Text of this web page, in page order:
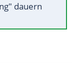
dauern